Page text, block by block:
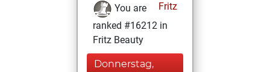
Fritz
You are
ranked #16212 in
Fritz Beauty
Donnerstag,